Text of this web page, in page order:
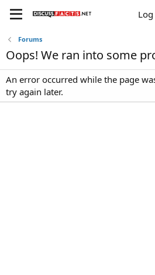
Forums
Oops! We ran into some
An error occurred while the page
try again later.